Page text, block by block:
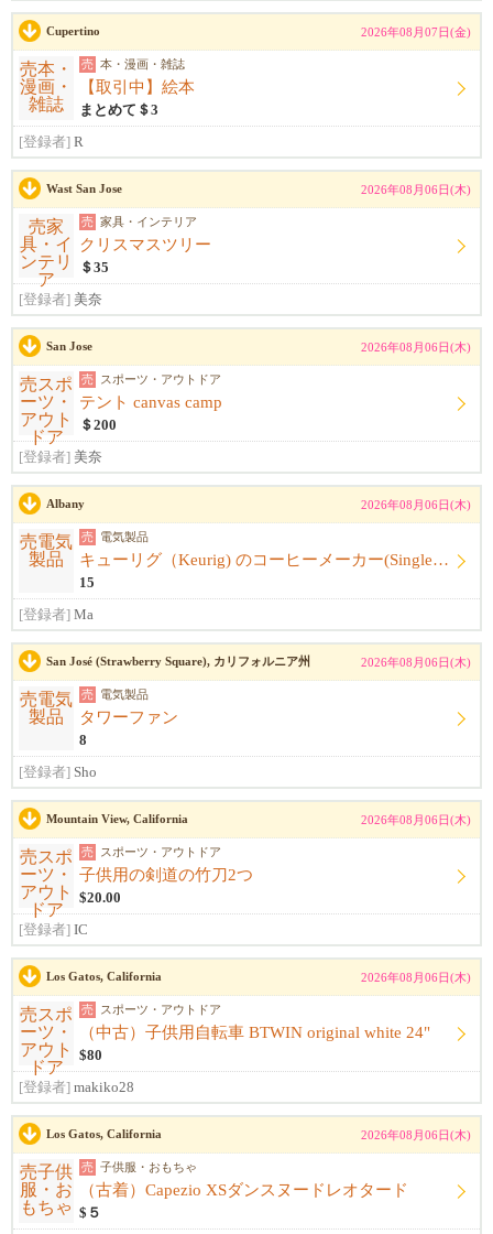
Cupertino 2026年08月07日(金)
売 本・漫画・雑誌
【取引中】絵本
まとめて＄3
[登録者] R
Wast San Jose 2026年08月06日(木)
売 家具・インテリア
クリスマスツリー
＄35
[登録者] 美奈
San Jose 2026年08月06日(木)
売 スポーツ・アウトドア
テント canvas camp
＄200
[登録者] 美奈
Albany 2026年08月06日(木)
売 電気製品
キューリグ（Keurig) のコーヒーメーカー(Single Serve Coffee) Maker
15
[登録者] Ma
San José (Strawberry Square), カリフォルニア州 2026年08月06日(木)
売 電気製品
タワーファン
8
[登録者] Sho
Mountain View, California 2026年08月06日(木)
売 スポーツ・アウトドア
子供用の剣道の竹刀2つ
$20.00
[登録者] IC
Los Gatos, California 2026年08月06日(木)
売 スポーツ・アウトドア
（中古）子供用自転車 BTWIN original white 24"
$80
[登録者] makiko28
Los Gatos, California 2026年08月06日(木)
売 子供服・おもちゃ
（古着）Capezio XSダンスヌードレオタード
$５